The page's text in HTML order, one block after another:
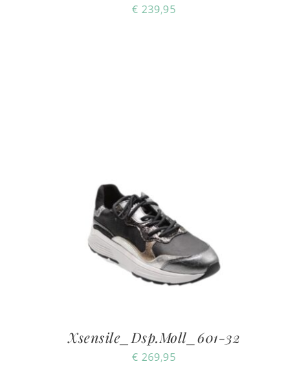
€ 239,95
Xsensile_Dsp.Moll_601-32
€ 269,95